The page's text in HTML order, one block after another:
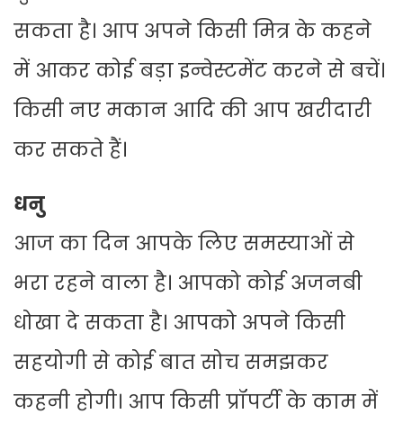
सकता है। आप अपने किसी मित्र के कहने
में आकर कोई बड़ा इन्वेस्टमेंट करने से बचें।
किसी नए मकान आदि की आप खरीदारी
कर सकते हैं।
धनु
आज का दिन आपके लिए समस्याओं से
भरा रहने वाला है। आपको कोई अजनबी
धोखा दे सकता है। आपको अपने किसी
सहयोगी से कोई बात सोच समझकर
कहनी होगी। आप किसी प्रॉपर्टी के काम में